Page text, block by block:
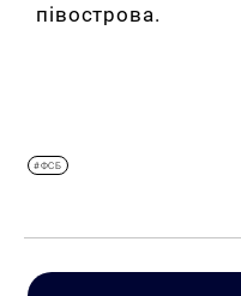
півострова.
#ФСБ